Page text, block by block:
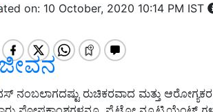
on: 10 October, 2020 10:14 PM IST
ನಂಬಲಾಗದಷ್ಟು ರುಚಿಕರವಾದ ಮತ್ತು